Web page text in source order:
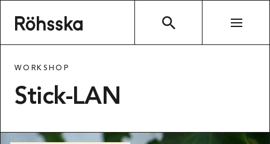
WORKSHOP
Stick-LAN